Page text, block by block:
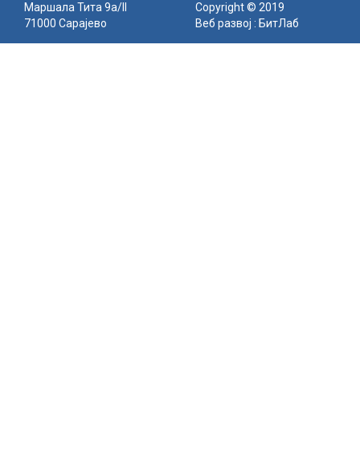
Маршала Тита 9а/II
71000 Сарајево
Copyright © 2019
Веб развој : БитЛаб